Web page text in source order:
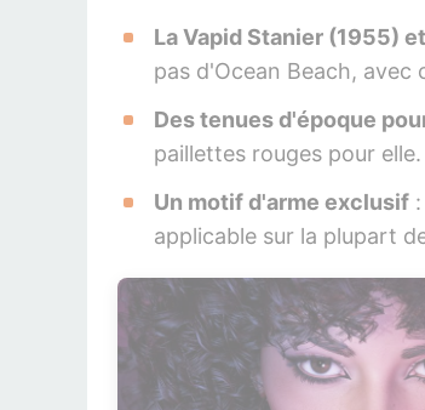
La Vapid Stanier (1955)
pas d'Ocean Beach, avec
Des tenues d'époque
paillettes rouges pour elle.
Un motif d'arme exclusif
applicable sur la plupart